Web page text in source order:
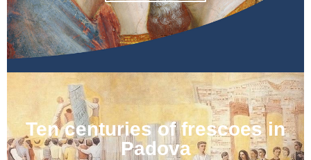
Ten centuries of frescoes in
Padova